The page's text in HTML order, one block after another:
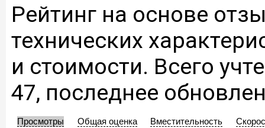
Рейтинг на основе
технических
и стоимости. Всего
47, последнее
Просмотры Общая оценка Вместительность